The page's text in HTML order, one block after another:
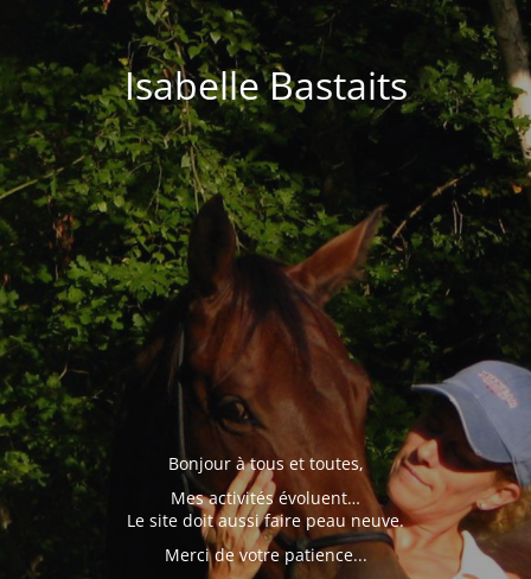
Isabelle Bastaits
Bonjour à tous et toutes,
Mes activités évoluent…
Le site doit aussi faire peau neuve.
Merci de votre patience...